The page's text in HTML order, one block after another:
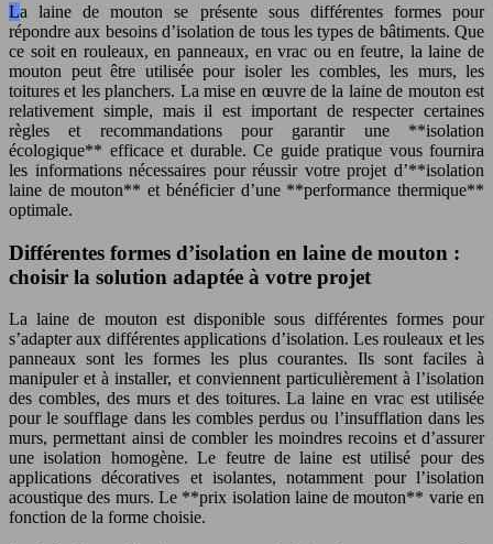
La laine de mouton se présente sous différentes formes pour
répondre aux besoins d’isolation de tous les types de bâtiments. Que
ce soit en rouleaux, en panneaux, en vrac ou en feutre, la laine de
mouton peut être utilisée pour isoler les combles, les murs, les
toitures et les planchers. La mise en œuvre de la laine de mouton est
relativement simple, mais il est important de respecter certaines
règles et recommandations pour garantir une **isolation
écologique** efficace et durable. Ce guide pratique vous fournira
les informations nécessaires pour réussir votre projet d’**isolation
laine de mouton** et bénéficier d’une **performance thermique**
optimale.
Différentes formes d’isolation en laine de mouton :
choisir la solution adaptée à votre projet
La laine de mouton est disponible sous différentes formes pour
s’adapter aux différentes applications d’isolation. Les rouleaux et les
panneaux sont les formes les plus courantes. Ils sont faciles à
manipuler et à installer, et conviennent particulièrement à l’isolation
des combles, des murs et des toitures. La laine en vrac est utilisée
pour le soufflage dans les combles perdus ou l’insufflation dans les
murs, permettant ainsi de combler les moindres recoins et d’assurer
une isolation homogène. Le feutre de laine est utilisé pour des
applications décoratives et isolantes, notamment pour l’isolation
acoustique des murs. Le **prix isolation laine de mouton** varie en
fonction de la forme choisie.